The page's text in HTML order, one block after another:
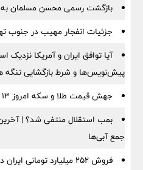
بازگشت رسمی محسن مسلمان
جزئیات انفجار مهیب در
آیا توافق ایران و آمریکا
پیش‌نویس‌ها و شرط بازگشایی تنگه
جهش قیمت طلا و سکه امروز ۱۳ مرداد | طلای ۱۸ عیار چند شد؟
بمب استقلال منتفی شد؟ |
جمع آبی‌ها
فروش ۲۵۲ میلیارد